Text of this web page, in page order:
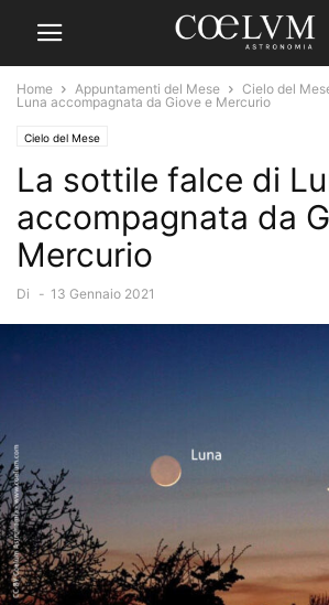
Home Appuntamenti del Mese Cielo del
Luna accompagnata da Giove e Mercurio
Cielo del Mese
La sottile falce di
accompagnata da
Mercurio
Di - 13 Gennaio 2021